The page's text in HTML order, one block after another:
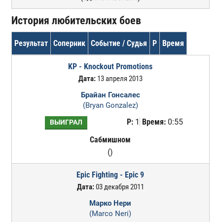
История любительских боев
Результат Соперник Событие / Судья Р Время
KP - Knockout Promotions
Дата:13 апреля 2013
Брайан Гонсалес
(Bryan Gonzalez)
ВЫИГРАЛ Р:1 Время:0:55
Сабмишном
()
Epic Fighting - Epic 9
Дата:03 декабря 2011
Марко Нери
(Marco Neri)